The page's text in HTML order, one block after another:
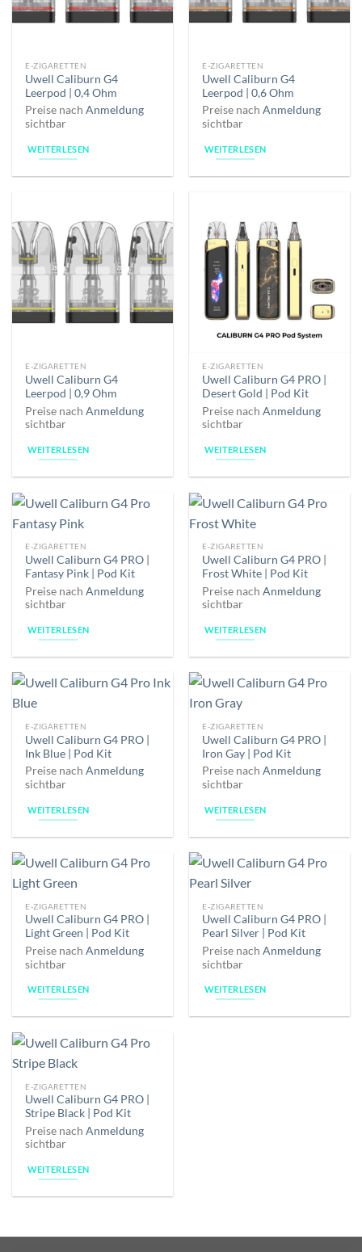
E-ZIGARETTEN
Uwell Caliburn G4
Leerpod | 0,4 Ohm
Preise nachAnmeldung
sichtbar
WEITERLESEN
E-ZIGARETTEN
Uwell Caliburn G4
Leerpod | 0,6 Ohm
Preise nachAnmeldung
sichtbar
WEITERLESEN
E-ZIGARETTEN
Uwell Caliburn G4
Leerpod | 0,9 Ohm
Preise nachAnmeldung
sichtbar
WEITERLESEN
E-ZIGARETTEN
Uwell Caliburn G4 PRO |
Desert Gold | Pod Kit
Preise nachAnmeldung
sichtbar
WEITERLESEN
E-ZIGARETTEN
Uwell Caliburn G4 PRO |
Fantasy Pink | Pod Kit
Preise nachAnmeldung
sichtbar
WEITERLESEN
E-ZIGARETTEN
Uwell Caliburn G4 PRO |
Frost White | Pod Kit
Preise nachAnmeldung
sichtbar
WEITERLESEN
E-ZIGARETTEN
Uwell Caliburn G4 PRO |
Ink Blue | Pod Kit
Preise nachAnmeldung
sichtbar
WEITERLESEN
E-ZIGARETTEN
Uwell Caliburn G4 PRO |
Iron Gay | Pod Kit
Preise nachAnmeldung
sichtbar
WEITERLESEN
E-ZIGARETTEN
Uwell Caliburn G4 PRO |
Light Green | Pod Kit
Preise nachAnmeldung
sichtbar
WEITERLESEN
E-ZIGARETTEN
Uwell Caliburn G4 PRO |
Pearl Silver | Pod Kit
Preise nachAnmeldung
sichtbar
WEITERLESEN
E-ZIGARETTEN
Uwell Caliburn G4 PRO |
Stripe Black | Pod Kit
Preise nachAnmeldung
sichtbar
WEITERLESEN